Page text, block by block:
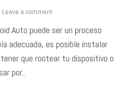
Leave a comment
Auto puede ser un proceso
adecuada, es posible instalar
que rootear tu dispositivo o
por...